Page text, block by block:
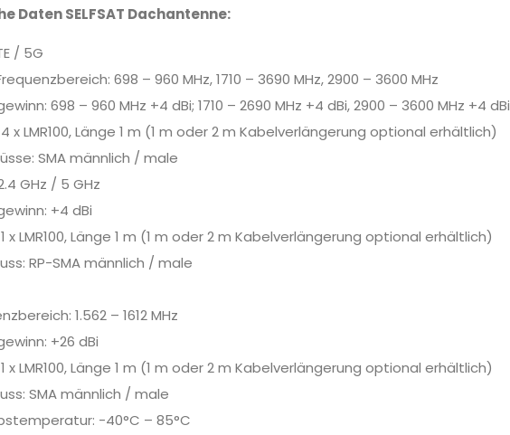
Daten SELFSAT Dachantenne:
/ 5G
698 – 960 MHz, 1710 – 3690 MHz, 2900 – 3600 MHz
698 – 960 MHz +4 dBi; 1710 – 2690 MHz +4 dBi, 2900 – 3600 MHz +4 dBi
x LMR100, Länge 1 m (1 m oder 2 m Kabelverlängerung optional erhältlich)
SMA männlich / male
GHz / 5 GHz
+4 dBi
x LMR100, Länge 1 m (1 m oder 2 m Kabelverlängerung optional erhältlich)
RP-SMA männlich / male
1.562 – 1612 MHz
+26 dBi
x LMR100, Länge 1 m (1 m oder 2 m Kabelverlängerung optional erhältlich)
SMA männlich / male
-40°C – 85°C